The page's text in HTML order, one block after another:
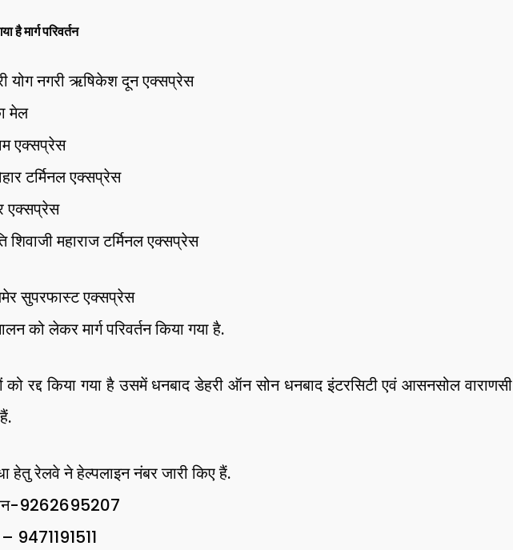
है मार्ग परिवर्तन
योग नगरी ऋषिकेश दून एक्सप्रेस
मेल
एक्सप्रेस
टर्मिनल एक्सप्रेस
एक्सप्रेस
शिवाजी महाराज टर्मिनल एक्सप्रेस
सुपरफास्ट एक्सप्रेस
को लेकर मार्ग परिवर्तन किया गया है.
को रद्द किया गया है उसमें धनबाद डेहरी ऑन सोन धनबाद इंटरसिटी एवं आसनसोल वाराणसी
हेतु रेलवे ने हेल्पलाइन नंबर जारी किए हैं.
9262695207
9471191511